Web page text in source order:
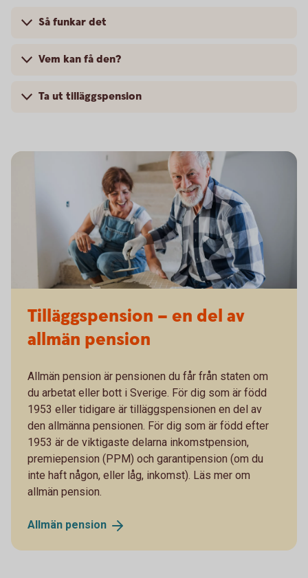
Så funkar det
Vem kan få den?
Ta ut tilläggspension
Tilläggspension – en del av
allmän pension
Allmän pension är pensionen du får från staten om
du arbetat eller bott i Sverige. För dig som är född
1953 eller tidigare är tilläggspensionen en del av
den allmänna pensionen. För dig som är född efter
1953 är de viktigaste delarna inkomstpension,
premiepension (PPM) och garantipension (om du
inte haft någon, eller låg, inkomst). Läs mer om
allmän pension.
Allmän pension